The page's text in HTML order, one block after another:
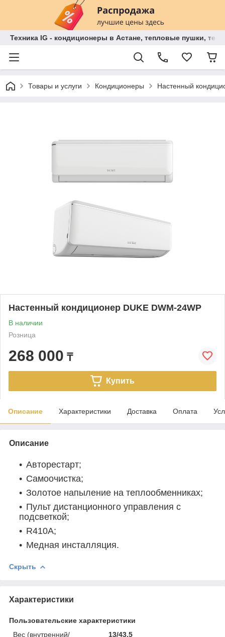
Техника IG - кондиционеры в Астане, тепловые пушки,
Товары и услуги Кондиционеры Настенный
Настенный кондиционер DUKE DWM-24WP
В наличии
Розница
268 000 ₸
Купить
Описание Характеристики Доставка Оплата
Описание
Авторестарт;
Самоочистка;
Золотое напыление на теплообменниках;
Пульт дистанционного управления с
подсветкой;
R410A;
Медная инсталляция.
Скрыть
Характеристики
Пользовательские характеристики
Вес (внутренний/
13/43,5